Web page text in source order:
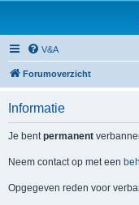
V&A
Forumoverzicht
Informatie
Je bentpermanent
Neem contact op met een
Opgegeven reden voor